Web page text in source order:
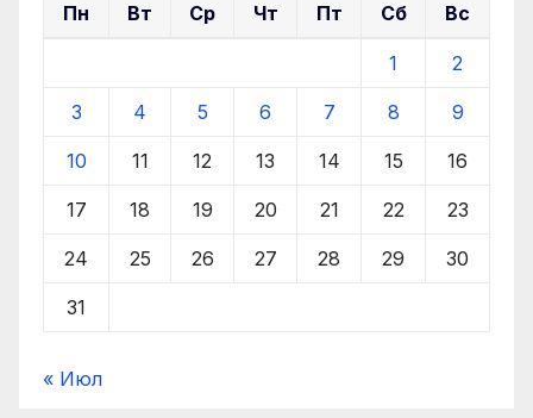
Пн Вт Ср Чт Пт Сб Вс
1 2
3 4 5 6 7 8 9
10 11 12 13 14 15 16
17 18 19 20 21 22 23
24 25 26 27 28 29 30
31
« Июл